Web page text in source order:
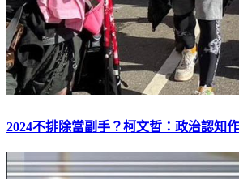
2024不排除當副手？柯文哲：政治認知